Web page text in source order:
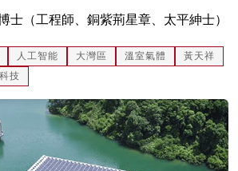
士（工程師、銅紫荊星章、太平紳士）
人工智能 大灣區 溫室氣體
黃天祥
技